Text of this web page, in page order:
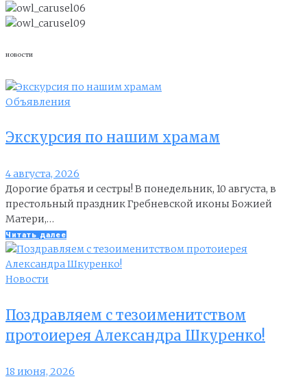
новости
Объявления
Экскурсия по нашим храмам
4 августа, 2026
Дорогие братья и сестры! В понедельник, 10 августа, в
престольный праздник Гребневской иконы Божией
Матери,…
Читать далее
Новости
Поздравляем с тезоименитством
протоиерея Александра Шкуренко!
18 июня, 2026